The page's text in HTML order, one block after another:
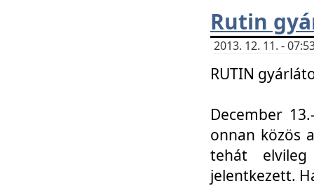
Rutin
2013. 12. 11. -
RUTIN
December
onnan közös
tehát
jelentkezett.